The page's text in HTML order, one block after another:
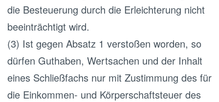
die Besteuerung durch die Erleichterung nicht
beeinträchtigt wird.
(3) Ist gegen Absatz 1 verstoßen worden, so
dürfen Guthaben, Wertsachen und der Inhalt
eines Schließfachs nur mit Zustimmung des für
die Einkommen- und Körperschaftsteuer des